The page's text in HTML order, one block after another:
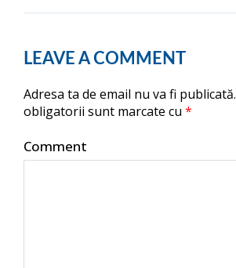
LEAVE A COMMENT
Adresa ta de email nu va fi publicată.
obligatorii sunt marcate cu *
Comment